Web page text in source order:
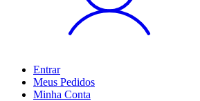
Entrar
Meus Pedidos
Minha Conta